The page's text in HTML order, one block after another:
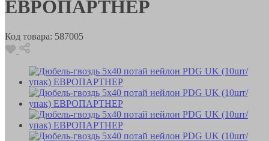
ЕВРОПАРТНЕР
Код товара: 587005